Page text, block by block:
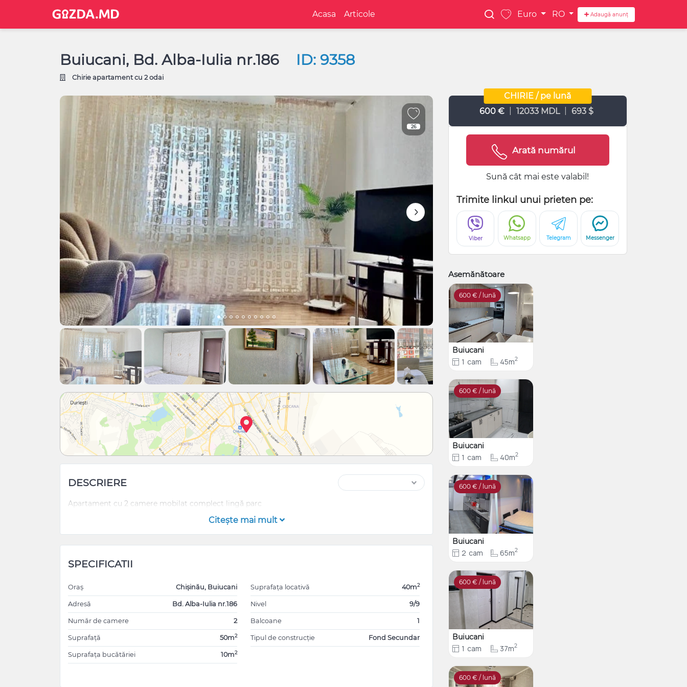
Acasa Articole Euro RO Adaugă anunț
Buiucani, Bd. Alba-Iulia nr.186 ID: 9358
Chirie apartament cu 2 odai
26
DESCRIERE
Apartament cu 2 camere mobilat complect lingă parc
Citeşte mai mult
SPECIFICATII
Oraș Chișinău, Buiucani
Adresă Bd. Alba-Iulia nr.186
Număr de camere 2
Suprafață 50m2
Suprafața bucătăriei 10m2
Suprafața locativă 40m2
Nivel 9/9
Balcoane 1
Tipul de construcție Fond Secundar
CHIRIE / pe lună
600 €
12033 MDL 693 $
Arată numărul
Sună cât mai este valabil!
Trimite linkul unui prieten pe:
Viber Whatsapp Telegram Messenger
Asemănătoare
600 € / lună
Buiucani
1 cam 45m2
600 € / lună
Buiucani
1 cam 40m2
600 € / lună
Buiucani
2 cam 65m2
600 € / lună
Buiucani
1 cam 37m2
600 € / lună